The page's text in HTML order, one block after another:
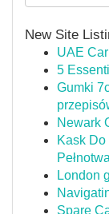
New Site
UAE
5
Gumki
Newark
Kask
London
Spare